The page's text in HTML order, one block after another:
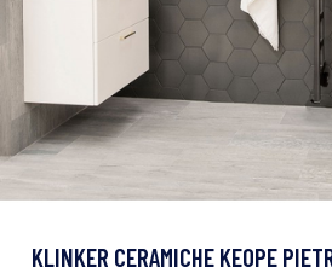
KLINKER CERAMICHE KEOPE